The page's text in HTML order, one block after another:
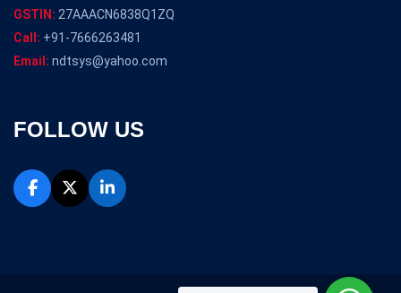
GSTIN: 27AAACN6838Q1ZQ
Call: +91-7666263481
Email: ndtsys@yahoo.com
FOLLOW US